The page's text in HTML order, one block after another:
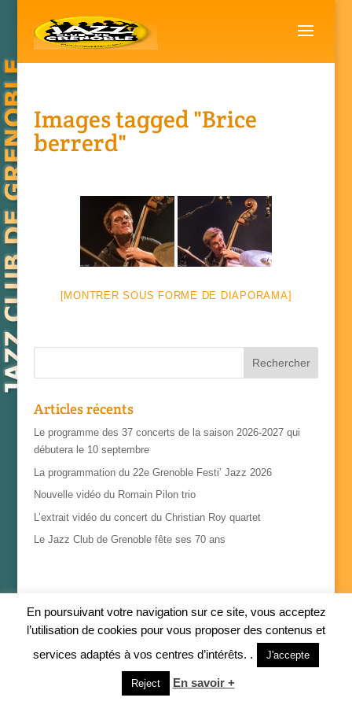
Images tagged "Brice
berrerd"
[MONTRER SOUS FORME DE DIAPORAMA]
Articles récents
Le programme des 37 concerts de la saison 2026-2027 qui
débutera le 10 septembre
La programmation du 22e Grenoble Festi’ Jazz 2026
Nouvelle vidéo du Romain Pilon trio
L’extrait vidéo du concert du Christian Roy quartet
Le Jazz Club de Grenoble fête ses 70 ans
En poursuivant votre navigation sur ce site, vous acceptez
l’utilisation de cookies pour vous proposer des contenus et
services adaptés à vos centres d’intérêts. .
J'accepte
Reject En savoir +